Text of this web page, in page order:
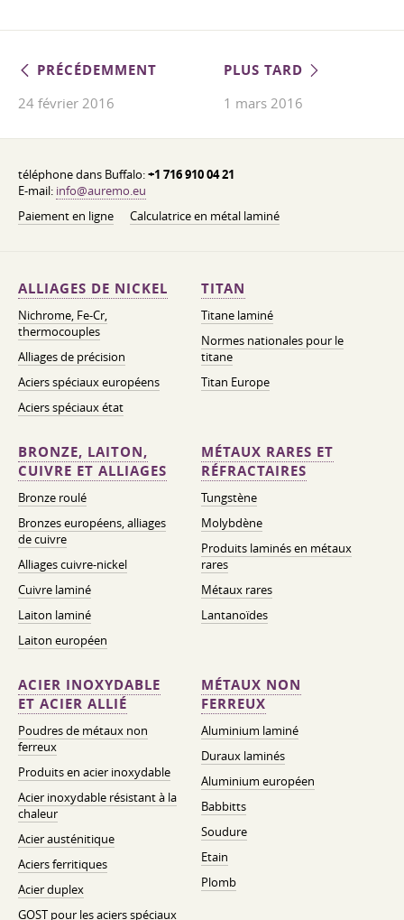
PRÉCÉDEMMENT
24 février 2016
PLUS TARD
1 mars 2016
téléphone dans Buffalo:+1 716 910 04 21
E-mail: info@auremo.eu
Paiement en ligne
Calculatrice en métal laminé
ALLIAGES DE NICKEL
Nichrome, Fe-Cr,
thermocouples
Alliages de précision
Aciers spéciaux européens
Aciers spéciaux état
TITAN
Titane laminé
Normes nationales pour le
titane
Titan Europe
BRONZE, LAITON,
CUIVRE ET ALLIAGES
Bronze roulé
Bronzes européens, alliages
de cuivre
Alliages cuivre-nickel
Cuivre laminé
Laiton laminé
Laiton européen
MÉTAUX RARES ET
RÉFRACTAIRES
Tungstène
Molybdène
Produits laminés en métaux
rares
Métaux rares
Lantanoïdes
ACIER INOXYDABLE
ET ACIER ALLIÉ
Poudres de métaux non
ferreux
Produits en acier inoxydable
Acier inoxydable résistant à la
chaleur
Acier austénitique
Aciers ferritiques
Acier duplex
GOST pour les aciers spéciaux
MÉTAUX NON
FERREUX
Aluminium laminé
Duraux laminés
Aluminium européen
Babbitts
Soudure
Etain
Plomb